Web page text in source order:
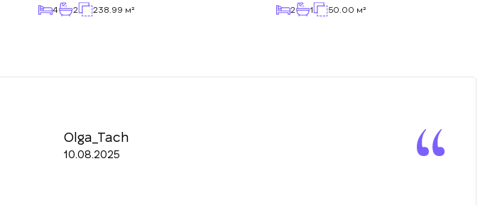
4 2 238.99 м² 2 1 50.00 м²
Olga_Tach
10.08.2025